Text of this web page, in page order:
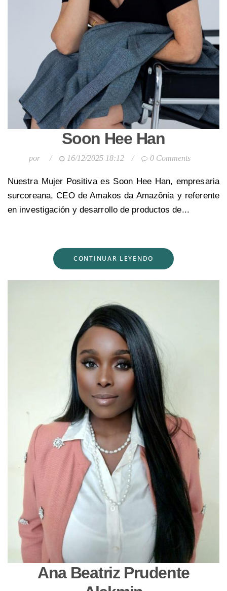
Soon Hee Han
por / 16/12/2025 18:12 / 0 Comments
Nuestra Mujer Positiva es Soon Hee Han, empresaria
surcoreana, CEO de Amakos da Amazônia y referente
en investigación y desarrollo de productos de...
CONTINUAR LEYENDO
Ana Beatriz Prudente